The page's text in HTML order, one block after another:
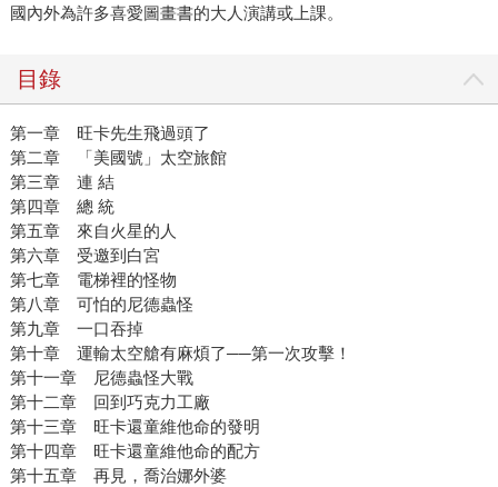
國內外為許多喜愛圖畫書的大人演講或上課。
目錄
第一章 旺卡先生飛過頭了
第二章 「美國號」太空旅館
第三章 連 結
第四章 總 統
第五章 來自火星的人
第六章 受邀到白宮
第七章 電梯裡的怪物
第八章 可怕的尼德蟲怪
第九章 一口吞掉
第十章 運輸太空艙有麻煩了──第一次攻擊！
第十一章 尼德蟲怪大戰
第十二章 回到巧克力工廠
第十三章 旺卡還童維他命的發明
第十四章 旺卡還童維他命的配方
第十五章 再見，喬治娜外婆